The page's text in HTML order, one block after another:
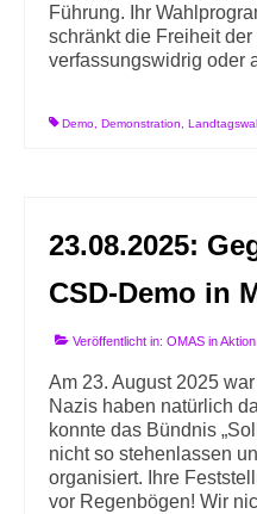
Führung. Ihr
schränkt die Freiheit
verfassungswidrig oder
Demo Demonstration
23.08.2025:
CSD-Demo in
Veröffentlicht in: OMAS in Aktion
Am 23. August 2025
Nazis haben natürlich
konnte das Bündnis
nicht so stehenlassen
organisiert. Ihre
vor Regenbögen! Wir